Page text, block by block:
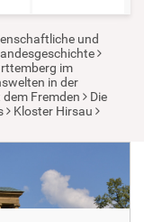
und
im
in der
Fremden
Die
Kloster Hirsau